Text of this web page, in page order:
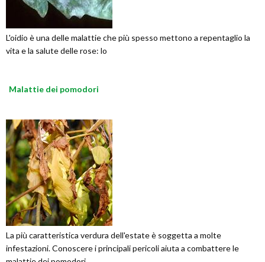
L'oidio è una delle malattie che più spesso mettono a repentaglio la
vita e la salute delle rose: lo
Malattie dei pomodori
La più caratteristica verdura dell'estate è soggetta a molte
infestazioni. Conoscere i principali pericoli aiuta a combattere le